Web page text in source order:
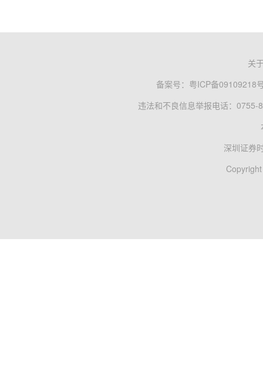
关
备案号： 粤ICP备09109218
违法和不良信息举报电话：0755-
深圳证券